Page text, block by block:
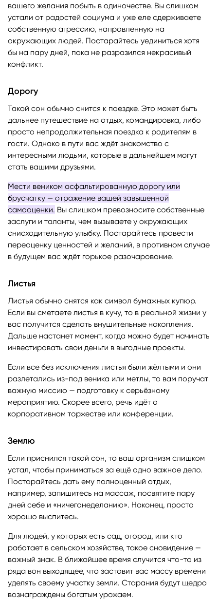
вашего желания побыть в одиночестве. Вы слишком
устали от радостей социума и уже еле сдерживаете
собственную агрессию, направленную на
окружающих людей. Постарайтесь уединиться хотя
бы на пару дней, пока не разразился некрасивый
конфликт.
Дорогу
Такой сон обычно снится к поездке. Это может быть
дальнее путешествие на отдых, командировка, либо
просто непродолжительная поездка к родителям в
гости. Однако в пути вас ждёт знакомство с
интересными людьми, которые в дальнейшем могут
стать вашими друзьями.
Мести веником асфальтированную дорогу или
брусчатку — отражение вашей завышенной
самооценки. Вы слишком превозносите собственные
заслуги и таланты, чем вызываете у окружающих
снисходительную улыбку. Постарайтесь провести
переоценку ценностей и желаний, в противном случае
в будущем вас ждёт горькое разочарование.
Листья
Листья обычно снятся как символ бумажных купюр.
Если вы сметаете листья в кучу, то в реальной жизни у
вас получится сделать внушительные накопления.
Дальше настанет момент, когда можно будет начинать
инвестировать свои деньги в выгодные проекты.
Если все без исключения листья были жёлтыми и они
разлетались из-под веника или метлы, то вам поручат
важную миссию — подготовку к серьёзному
мероприятию. Скорее всего, речь идёт о
корпоративном торжестве или конференции.
Землю
Если приснился такой сон, то ваш организм слишком
устал, чтобы приниматься за ещё одно важное дело.
Постарайтесь дать ему полноценный отдых,
например, запишитесь на массаж, посвятите пару
дней себе и «ничегонеделанию». Наконец, просто
хорошо выспитесь.
Для людей, у которых есть сад, огород, или кто
работает в сельском хозяйстве, такое сновидение —
важный знак. В ближайшее время случится что-то из
ряда вон выходящее, что заставит вас массу времени
уделять своему участку земли. Старания будут щедро
вознаграждены богатым урожаем.